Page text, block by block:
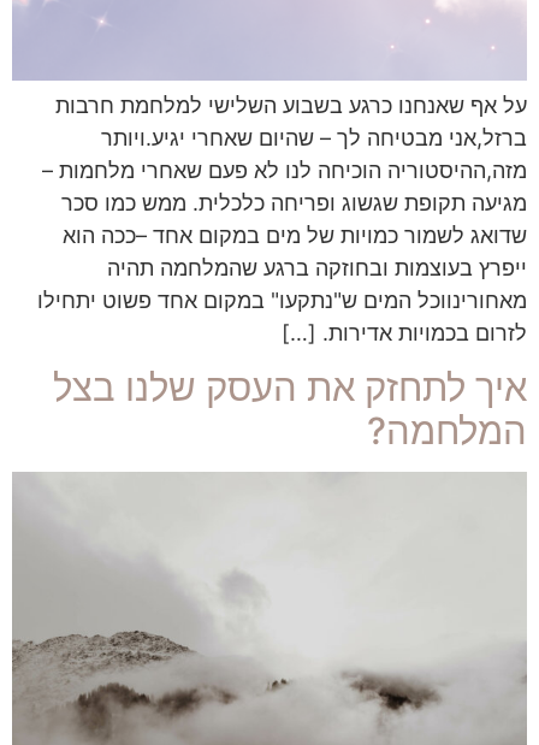
על אף שאנחנו כרגע בשבוע השלישי למלחמת חרבות
ברזל,אני מבטיחה לך – שהיום שאחרי יגיע.ויותר
מזה,ההיסטוריה הוכיחה לנו לא פעם שאחרי מלחמות –
מגיעה תקופת שגשוג ופריחה כלכלית. ממש כמו סכר
שדואג לשמור כמויות של מים במקום אחד –ככה הוא
ייפרץ בעוצמות ובחוזקה ברגע שהמלחמה תהיה
מאחורינווכל המים ש"נתקעו" במקום אחד פשוט יתחילו
לזרום בכמויות אדירות. […]
איך לתחזק את העסק שלנו בצל
המלחמה?